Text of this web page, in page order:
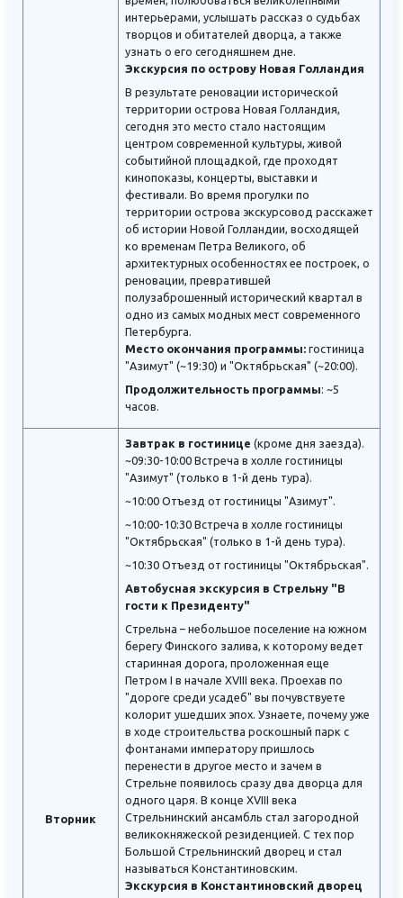
интерьерами, услышать рассказ о судьбах
творцов и обитателей дворца, а также
узнать о его сегодняшнем дне.
Экскурсия по острову Новая Голландия
В результате реновации исторической
территории острова Новая Голландия,
сегодня это место стало настоящим
центром современной культуры, живой
событийной площадкой, где проходят
кинопоказы, концерты, выставки и
фестивали. Во время прогулки по
территории острова экскурсовод расскажет
об истории Новой Голландии, восходящей
ко временам Петра Великого, об
архитектурных особенностях ее построек, о
реновации, превратившей
полузаброшенный исторический квартал в
одно из самых модных мест современного
Петербурга.
Место окончания программы: гостиница
"Азимут" (~19:30) и "Октябрьская" (~20:00).
Продолжительность программы: ~5
часов.
Вторник
Завтрак в гостинице (кроме дня заезда).
~09:30-10:00 Встреча в холле гостиницы
"Азимут" (только в 1-й день тура).
~10:00 Отъезд от гостиницы "Азимут".
~10:00-10:30 Встреча в холле гостиницы
"Октябрьская" (только в 1-й день тура).
~10:30 Отъезд от гостиницы "Октябрьская".
Автобусная экскурсия в Стрельну "В
гости к Президенту"
Стрельна – небольшое поселение на южном
берегу Финского залива, к которому ведет
старинная дорога, проложенная еще
Петром I в начале XVIII века. Проехав по
"дороге среди усадеб" вы почувствуете
колорит ушедших эпох. Узнаете, почему уже
в ходе строительства роскошный парк с
фонтанами императору пришлось
перенести в другое место и зачем в
Стрельне появилось сразу два дворца для
одного царя. В конце XVIII века
Стрельнинский ансамбль стал загородной
великокняжеской резиденцией. С тех пор
Большой Стрельнинский дворец и стал
называться Константиновским.
Экскурсия в Константиновский дворец